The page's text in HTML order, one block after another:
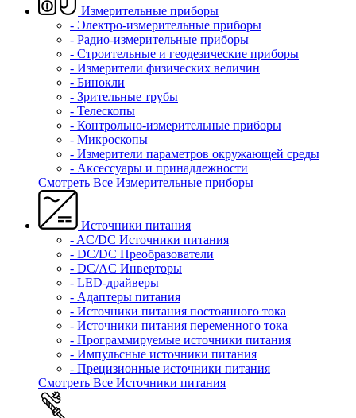
Измерительные приборы
- Электро-измерительные приборы
- Радио-измерительные приборы
- Строительные и геодезические приборы
- Измерители физических величин
- Бинокли
- Зрительные трубы
- Телескопы
- Контрольно-измерительные приборы
- Микроскопы
- Измерители параметров окружающей среды
- Аксессуары и принадлежности
Смотреть Все Измерительные приборы
Источники питания
- AC/DC Источники питания
- DC/DC Преобразователи
- DC/AC Инверторы
- LED-драйверы
- Адаптеры питания
- Источники питания постоянного тока
- Источники питания переменного тока
- Программируемые источники питания
- Импульсные источники питания
- Прецизионные источники питания
Смотреть Все Источники питания